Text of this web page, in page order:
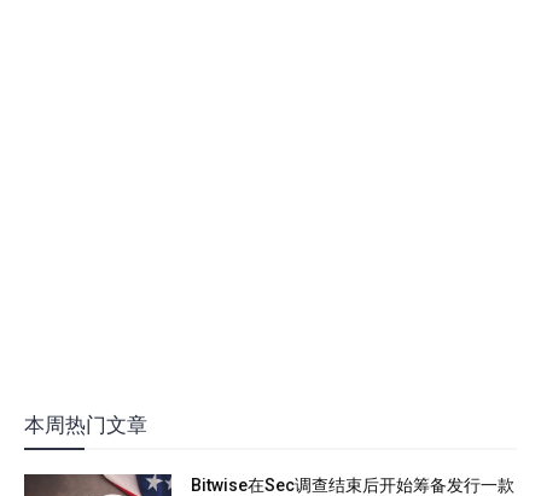
本周热门文章
Bitwise在Sec调查结束后开始筹备发行一款